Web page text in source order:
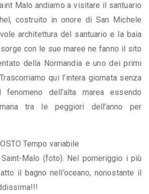
Malo andiamo a visitare il santuario
costruito in onore di San Michele
architettura del santuario e la baia
con le sue maree ne fanno il sito
della Normandia e uno dei primi
qui l’intera giornata senza
dell’alta marea essendo
tra le peggiori dell’anno per
Tempo variabile
Malo (foto). Nel pomeriggio i più
il bagno nell’oceano, nonostante il